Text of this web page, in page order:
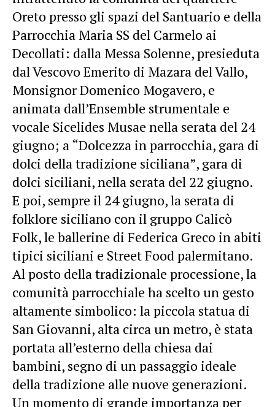
Oreto presso gli spazi del Santuario e della
Parrocchia Maria SS del Carmelo ai
Decollati: dalla Messa Solenne, presieduta
dal Vescovo Emerito di Mazara del Vallo,
Monsignor Domenico Mogavero, e
animata dall’Ensemble strumentale e
vocale Sicelides Musae nella serata del 24
giugno; a “Dolcezza in parrocchia, gara di
dolci della tradizione siciliana”, gara di
dolci siciliani, nella serata del 22 giugno.
E poi, sempre il 24 giugno, la serata di
folklore siciliano con il gruppo Calicò
Folk, le ballerine di Federica Greco in abiti
tipici siciliani e Street Food palermitano.
Al posto della tradizionale processione, la
comunità parrocchiale ha scelto un gesto
altamente simbolico: la piccola statua di
San Giovanni, alta circa un metro, è stata
portata all’esterno della chiesa dai
bambini, segno di un passaggio ideale
della tradizione alle nuove generazioni.
Un momento di grande importanza per